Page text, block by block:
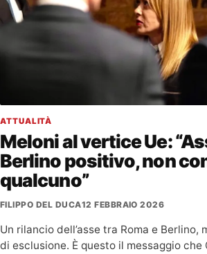
ATTUALITÀ
Meloni al vertice Ue:
Berlino positivo, non
qualcuno”
FILIPPO DEL DUCA12 FEBBRAIO 2026
Un rilancio dell’asse tra Roma e Berlino,
di esclusione. È questo il messaggio che